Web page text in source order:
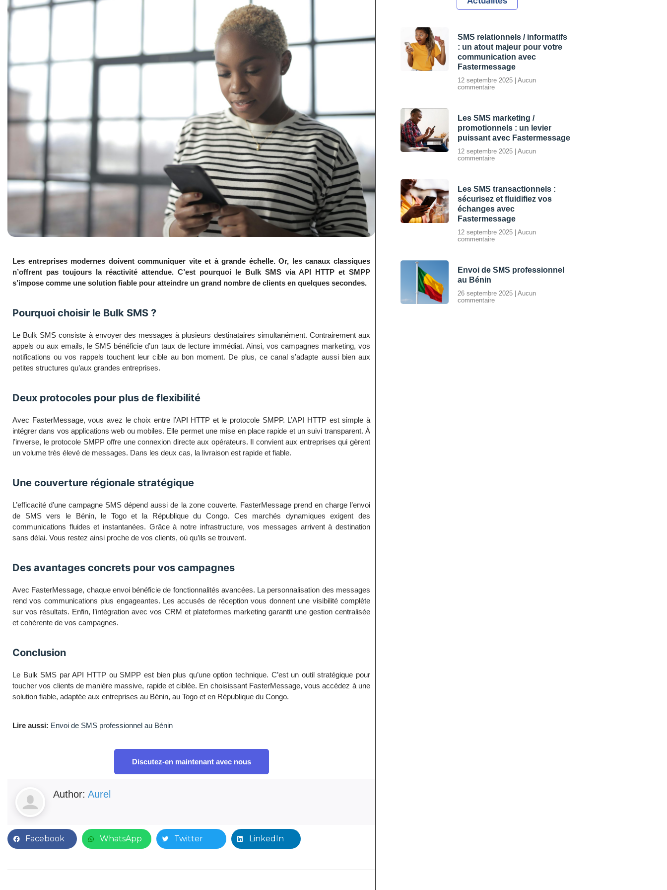
Les entreprises modernes doivent communiquer vite et à grande échelle. Or, les canaux classiques
n’offrent pas toujours la réactivité attendue. C’est pourquoi le Bulk SMS via API HTTP et SMPP
s’impose comme une solution fiable pour atteindre un grand nombre de clients en quelques secondes.
Pourquoi choisir le Bulk SMS ?
Le Bulk SMS consiste à envoyer des messages à plusieurs destinataires simultanément. Contrairement aux
appels ou aux emails, le SMS bénéficie d’un taux de lecture immédiat. Ainsi, vos campagnes marketing, vos
notifications ou vos rappels touchent leur cible au bon moment. De plus, ce canal s’adapte aussi bien aux
petites structures qu’aux grandes entreprises.
Deux protocoles pour plus de flexibilité
Avec FasterMessage, vous avez le choix entre l’API HTTP et le protocole SMPP. L’API HTTP est simple à
intégrer dans vos applications web ou mobiles. Elle permet une mise en place rapide et un suivi transparent. À
l’inverse, le protocole SMPP offre une connexion directe aux opérateurs. Il convient aux entreprises qui gèrent
un volume très élevé de messages. Dans les deux cas, la livraison est rapide et fiable.
Une couverture régionale stratégique
L’efficacité d’une campagne SMS dépend aussi de la zone couverte. FasterMessage prend en charge l’envoi
de SMS vers le Bénin, le Togo et la République du Congo. Ces marchés dynamiques exigent des
communications fluides et instantanées. Grâce à notre infrastructure, vos messages arrivent à destination
sans délai. Vous restez ainsi proche de vos clients, où qu’ils se trouvent.
Des avantages concrets pour vos campagnes
Avec FasterMessage, chaque envoi bénéficie de fonctionnalités avancées. La personnalisation des messages
rend vos communications plus engageantes. Les accusés de réception vous donnent une visibilité complète
sur vos résultats. Enfin, l’intégration avec vos CRM et plateformes marketing garantit une gestion centralisée
et cohérente de vos campagnes.
Conclusion
Le Bulk SMS par API HTTP ou SMPP est bien plus qu’une option technique. C’est un outil stratégique pour
toucher vos clients de manière massive, rapide et ciblée. En choisissant FasterMessage, vous accédez à une
solution fiable, adaptée aux entreprises au Bénin, au Togo et en République du Congo.
Lire aussi: Envoi de SMS professionnel au Bénin
Discutez-en maintenant avec nous
Author: Aurel
Facebook WhatsApp Twitter LinkedIn
SMS relationnels / informatifs
: un atout majeur pour votre
communication avec
Fastermessage
12 septembre 2025
Aucun
commentaire
Les SMS marketing /
promotionnels : un levier
puissant avec Fastermessage
12 septembre 2025
Aucun
commentaire
Les SMS transactionnels :
sécurisez et fluidifiez vos
échanges avec
Fastermessage
12 septembre 2025
Aucun
commentaire
Envoi de SMS professionnel
au Bénin
26 septembre 2025
Aucun
commentaire